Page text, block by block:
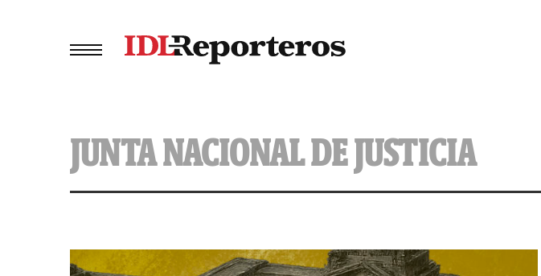
JUNTA NACIONAL DE JUSTICIA